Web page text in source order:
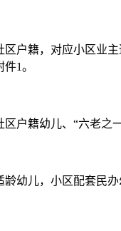
籍，对应小区业主
1。
籍幼儿、“六老之一
儿，小区配套民办